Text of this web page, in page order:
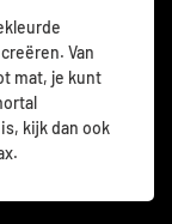
Van
mat, je kunt
kijk dan ook